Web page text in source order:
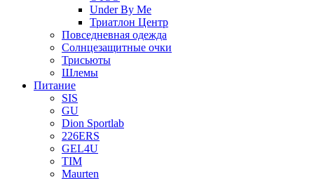
Under By Me
Триатлон Центр
Повседневная одежда
Солнцезащитные очки
Трисьюты
Шлемы
Питание
SIS
GU
Dion Sportlab
226ERS
GEL4U
TIM
Maurten